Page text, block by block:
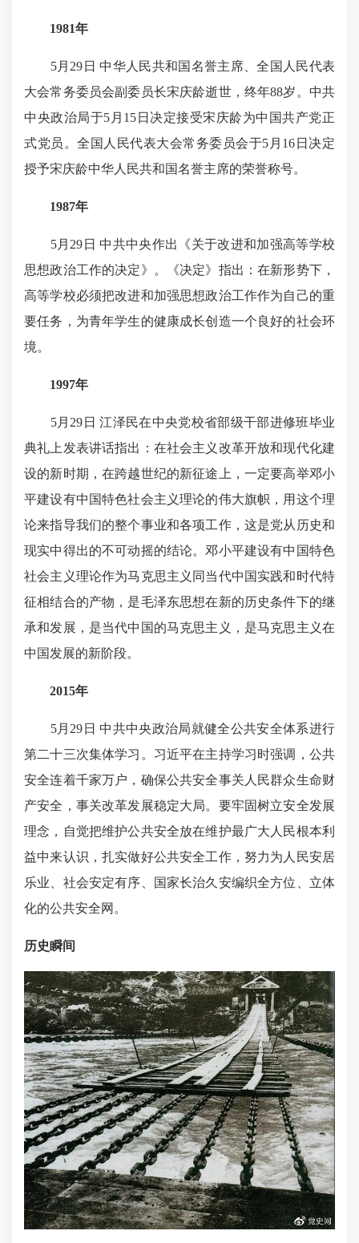
1981年
5月29日 中华人民共和国名誉主席、全国人民代表
大会常务委员会副委员长宋庆龄逝世，终年88岁。中共
中央政治局于5月15日决定接受宋庆龄为中国共产党正
式党员。全国人民代表大会常务委员会于5月16日决定
授予宋庆龄中华人民共和国名誉主席的荣誉称号。
1987年
5月29日 中共中央作出《关于改进和加强高等学校
思想政治工作的决定》。《决定》指出：在新形势下，
高等学校必须把改进和加强思想政治工作作为自己的重
要任务，为青年学生的健康成长创造一个良好的社会环
境。
1997年
5月29日 江泽民在中央党校省部级干部进修班毕业
典礼上发表讲话指出：在社会主义改革开放和现代化建
设的新时期，在跨越世纪的新征途上，一定要高举邓小
平建设有中国特色社会主义理论的伟大旗帜，用这个理
论来指导我们的整个事业和各项工作，这是党从历史和
现实中得出的不可动摇的结论。邓小平建设有中国特色
社会主义理论作为马克思主义同当代中国实践和时代特
征相结合的产物，是毛泽东思想在新的历史条件下的继
承和发展，是当代中国的马克思主义，是马克思主义在
中国发展的新阶段。
2015年
5月29日 中共中央政治局就健全公共安全体系进行
第二十三次集体学习。习近平在主持学习时强调，公共
安全连着千家万户，确保公共安全事关人民群众生命财
产安全，事关改革发展稳定大局。要牢固树立安全发展
理念，自觉把维护公共安全放在维护最广大人民根本利
益中来认识，扎实做好公共安全工作，努力为人民安居
乐业、社会安定有序、国家长治久安编织全方位、立体
化的公共安全网。
历史瞬间